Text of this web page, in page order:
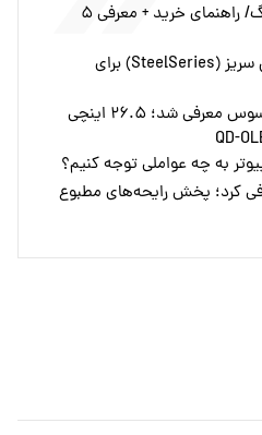
بهترین مینی کیس گیمینگ/ راهنمای خرید + معرفی ۵
بهترین کیبورد های استیل سریز (SteelSeries) برای
مانیتور گیمینگ جدید ایسوس معرفی شد؛ ۲۶.۵ اینچی
به چه عواملی توجه کنیم؟
کرد؛ پخش رایحه‌های مطبوع